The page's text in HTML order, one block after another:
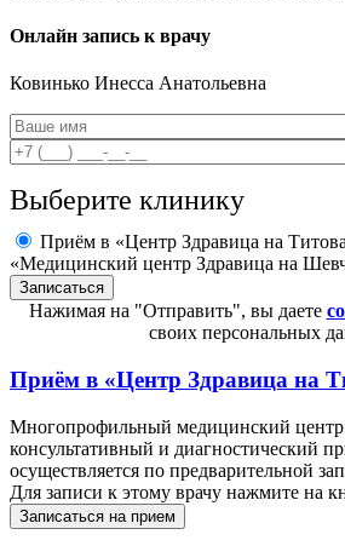
Онлайн запись к врачу
Ковинько Инесса Анатольевна
Выберите клинику
Приём в «Центр Здравица на
«Медицинский центр Здравица на
Нажимая на "Отправить", вы даете
своих персональных
Приём в «Центр Здравица на
Многопрофильный медицинский
консультативный и диагностический
осуществляется по предварительной
Для записи к этому врачу нажмите на
Записаться на прием